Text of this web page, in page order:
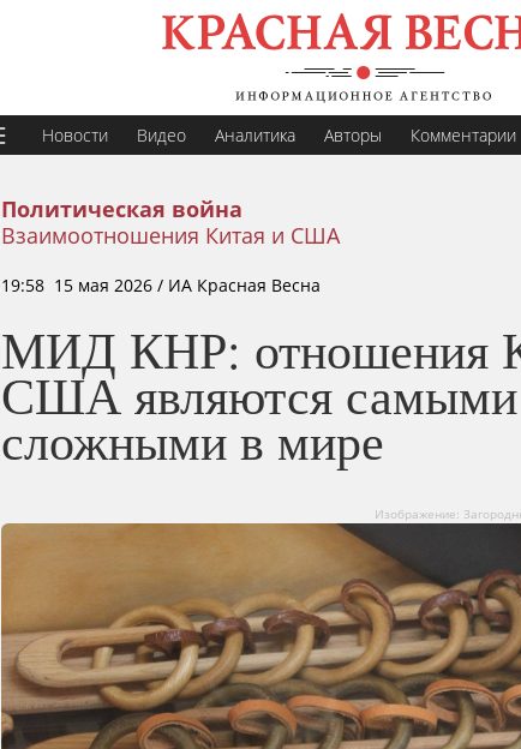
Новости Видео Аналитика Авторы Комментарии
Политическая война
Взаимоотношения Китая и США
19:58 15 мая 2026 / ИА Красная Весна
МИД КНР: отношения
США являются самыми
сложными в мире
Изображение: